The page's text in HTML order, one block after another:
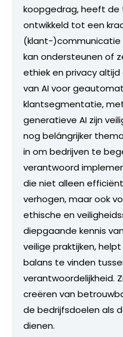
koopgedrag, heeft de
ontwikkeld tot een
(klant-)communicatie
kan ondersteunen of
ethiek en privacy
van AI voor
klantsegmentatie,
generatieve AI zijn
nog belángrijker
in om bedrijven te
verantwoord
die niet alleen
verhogen, maar ook
ethische en
diepgaande kennis
veilige praktijken,
balans te vinden
verantwoordelijkheid.
creëren van
de bedrijfsdoelen als
dienen.